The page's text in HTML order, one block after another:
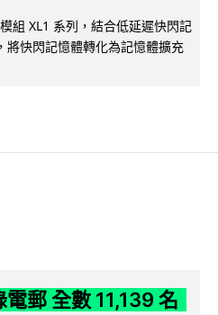
組 XL1 系列，結合低延遲快閃記
將快閃記憶體轉化為記憶體擴充
郵 全數 11,139 名